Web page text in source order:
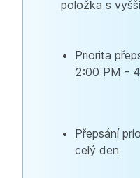
položka s
Priorita
2:00 PM -
Přepsání
celý den